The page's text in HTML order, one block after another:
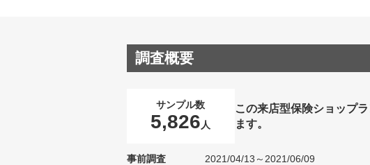
調査概要
サンプル数
5,826 人
この来店型保険ショップ
ます。
事前調査
2021/04/13～2021/06/09